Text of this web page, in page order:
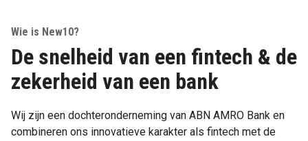
Wie is New10?
De snelheid van een fintech & de
zekerheid van een bank
Wij zijn een dochteronderneming van ABN AMRO Bank en
combineren ons innovatieve karakter als fintech met de